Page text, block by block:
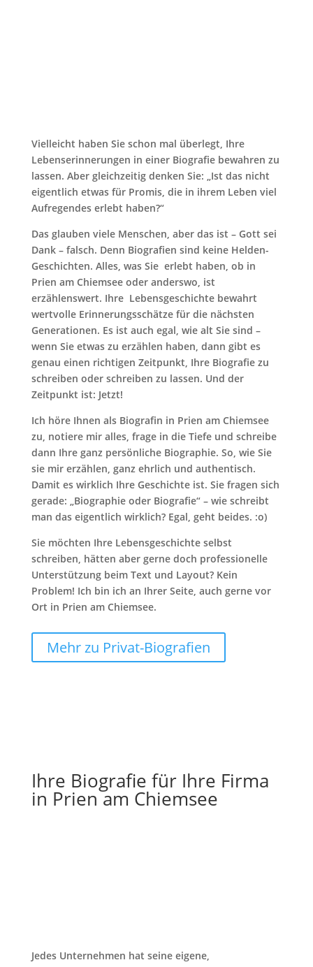
Vielleicht haben Sie schon mal überlegt, Ihre
Lebenserinnerungen in einer Biografie bewahren zu
lassen. Aber gleichzeitig denken Sie: „Ist das nicht
eigentlich etwas für Promis, die in ihrem Leben viel
Aufregendes erlebt haben?“
Das glauben viele Menschen, aber das ist – Gott sei
Dank – falsch. Denn Biografien sind keine Helden-
Geschichten. Alles, was Sie erlebt haben, ob in
Prien am Chiemsee oder anderswo, ist
erzählenswert. Ihre Lebensgeschichte bewahrt
wertvolle Erinnerungsschätze für die nächsten
Generationen. Es ist auch egal, wie alt Sie sind –
wenn Sie etwas zu erzählen haben, dann gibt es
genau einen richtigen Zeitpunkt, Ihre Biografie zu
schreiben oder schreiben zu lassen. Und der
Zeitpunkt ist: Jetzt!
Ich höre Ihnen als Biografin in Prien am Chiemsee
zu, notiere mir alles, frage in die Tiefe und schreibe
dann Ihre ganz persönliche Biographie. So, wie Sie
sie mir erzählen, ganz ehrlich und authentisch.
Damit es wirklich Ihre Geschichte ist. Sie fragen sich
gerade: „Biographie oder Biografie“ – wie schreibt
man das eigentlich wirklich? Egal, geht beides. :o)
Sie möchten Ihre Lebensgeschichte selbst
schreiben, hätten aber gerne doch professionelle
Unterstützung beim Text und Layout? Kein
Problem! Ich bin ich an Ihrer Seite, auch gerne vor
Ort in Prien am Chiemsee.
Mehr zu Privat-Biografien
Ihre Biografie für Ihre Firma
in Prien am Chiemsee
Jedes Unternehmen hat seine eigene,